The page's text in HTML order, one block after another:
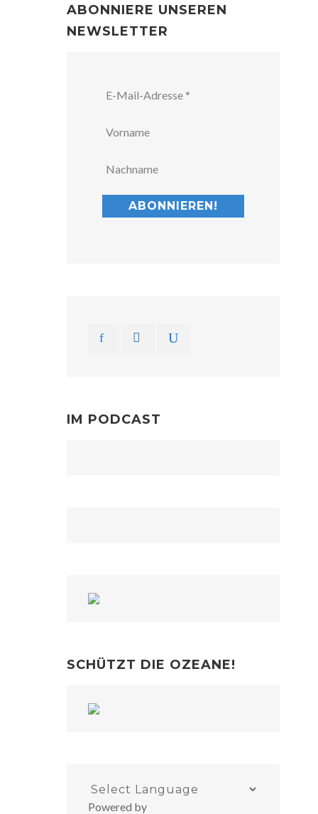
ABONNIERE UNSEREN
NEWSLETTER
IM PODCAST
SCHÜTZT DIE OZEANE!
Powered by